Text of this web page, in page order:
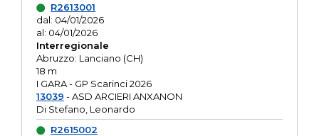
R2613001
dal: 04/01/2026
al: 04/01/2026
Interregionale
Abruzzo: Lanciano (CH)
18 m
I GARA - GP Scarinci 2026
13039 - ASD ARCIERI ANXANON
Di Stefano, Leonardo
R2615002